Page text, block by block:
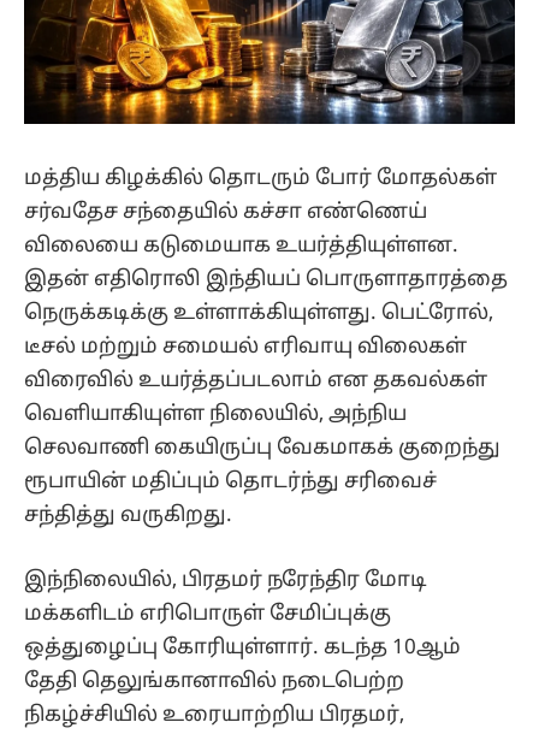
மத்திய கிழக்கில் தொடரும் போர் மோதல்கள்
சர்வதேச சந்தையில் கச்சா எண்ணெய்
விலையை கடுமையாக உயர்த்தியுள்ளன.
இதன் எதிரொலி இந்தியப் பொருளாதாரத்தை
நெருக்கடிக்கு உள்ளாக்கியுள்ளது. பெட்ரோல்,
டீசல் மற்றும் சமையல் எரிவாயு விலைகள்
விரைவில் உயர்த்தப்படலாம் என தகவல்கள்
வெளியாகியுள்ள நிலையில், அந்நிய
செலவாணி கையிருப்பு வேகமாகக் குறைந்து
ரூபாயின் மதிப்பும் தொடர்ந்து சரிவைச்
சந்தித்து வருகிறது.
இந்நிலையில், பிரதமர் நரேந்திர மோடி
மக்களிடம் எரிபொருள் சேமிப்புக்கு
ஒத்துழைப்பு கோரியுள்ளார். கடந்த 10ஆம்
தேதி தெலுங்கானாவில் நடைபெற்ற
நிகழ்ச்சியில் உரையாற்றிய பிரதமர்,